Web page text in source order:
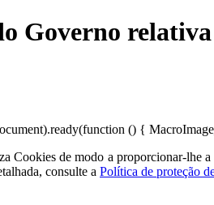
relativa
() {
Cookies de modo a proporcionar-lhe
consulte a Política de proteção